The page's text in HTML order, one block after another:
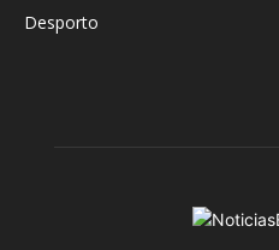
Desporto